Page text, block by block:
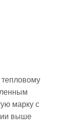
тепловому
марку с
выше